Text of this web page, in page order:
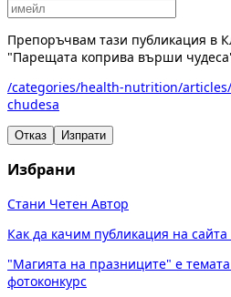
Препоръчвам тази публикация в
"Парещата коприва върши
/categories/health-nutrition/
chudesa
Отказ Изпрати
Избрани
Стани Четен Автор
Как да качим публикация на сайта
"Магията на празниците" е
фотоконкурс